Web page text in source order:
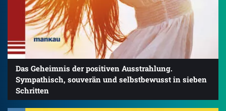
Das Geheimnis der positiven Ausstrahlung.
Sympathisch, souverän und selbstbewusst in sieben
Schritten